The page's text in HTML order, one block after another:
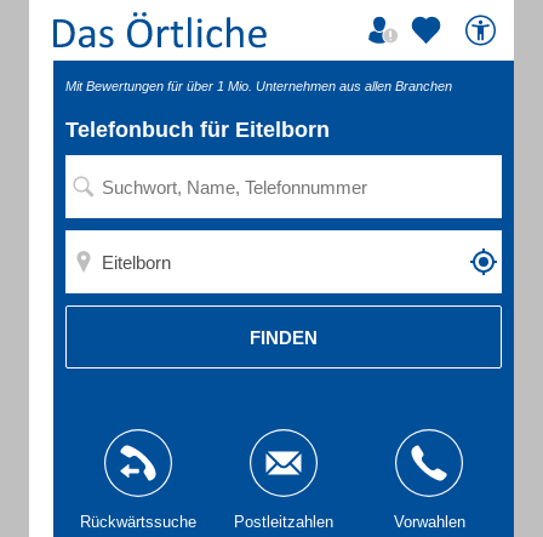
Mit Bewertungen für über 1 Mio. Unternehmen aus allen Branchen
Telefonbuch für Eitelborn
FINDEN
Rückwärtssuche Postleitzahlen Vorwahlen